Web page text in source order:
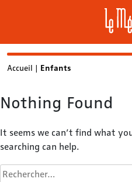
Skip
content
Accueil | Enfants
Nothing Found
It seems we can’t find what
searching can help.
Rechercher :